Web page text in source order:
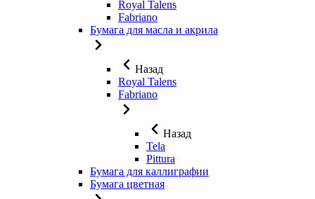
Royal Talens
Fabriano
Бумага для масла и акрила
Назад
Royal Talens
Fabriano
Назад
Tela
Pittura
Бумага для каллиграфии
Бумага цветная